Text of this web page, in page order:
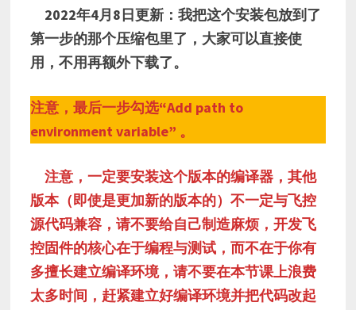
2022年4月8日更新：我把这个安装包放到了
第一步的那个压缩包里了，大家可以直接使
用，不用再额外下载了。
注意，最后一步勾选“Add path to
environment variable” 。
注意，一定要安装这个版本的编译器，其他
版本（即使是更加新的版本的）不一定与飞控
源代码兼容，请不要给自己制造麻烦，开发飞
控固件的核心在于编程与测试，而不在于你有
多擅长建立编译环境，请不要在本节课上浪费
太多时间，赶紧建立好编译环境并把代码改起